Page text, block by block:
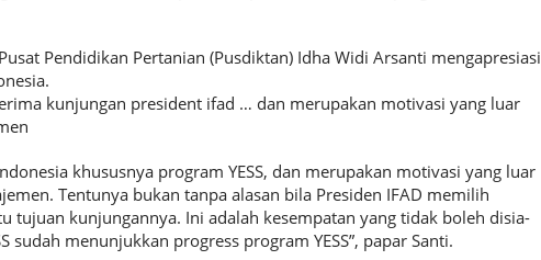
Pendidikan Pertanian (Pusdiktan) Idha Widi Arsanti mengapresiasi
kunjungan president ifad … dan merupakan motivasi yang luar
khususnya program YESS, dan merupakan motivasi yang luar
Tentunya bukan tanpa alasan bila Presiden IFAD memilih
tujuan kunjungannya. Ini adalah kesempatan yang tidak boleh disia-
sudah menunjukkan progress program YESS”, papar Santi.